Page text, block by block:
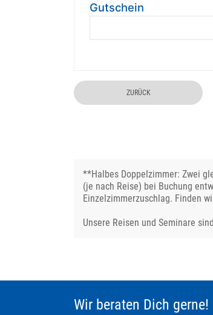
Gutschein
ZURÜCK
**Halbes Doppelzimmer: Zwei
(je nach Reise) bei Buchung
Einzelzimmerzuschlag. Finden
Unsere Reisen und Seminare
Wir beraten Dich gerne!